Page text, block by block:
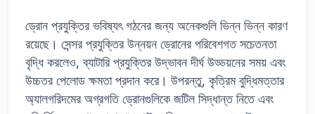
ড্রোন প্রযুক্তির ভবিষ্যৎ গঠনের জন্য অনেকগুলি ভিন্ন ভিন্ন কারণ
রয়েছে। সেন্সর প্রযুক্তির উন্নয়ন ড্রোনের পরিবেশগত সচেতনতা
বৃদ্ধি করলেও, ব্যাটারি প্রযুক্তির উদ্ভাবন দীর্ঘ উড্ডয়নের সময় এবং
উচ্চতর পেলোড ক্ষমতা প্রদান করে। উপরন্তু, কৃত্রিম বুদ্ধিমত্তার
অ্যালগরিদমের অগ্রগতি ড্রোনগুলিকে জটিল সিদ্ধান্ত নিতে এবং